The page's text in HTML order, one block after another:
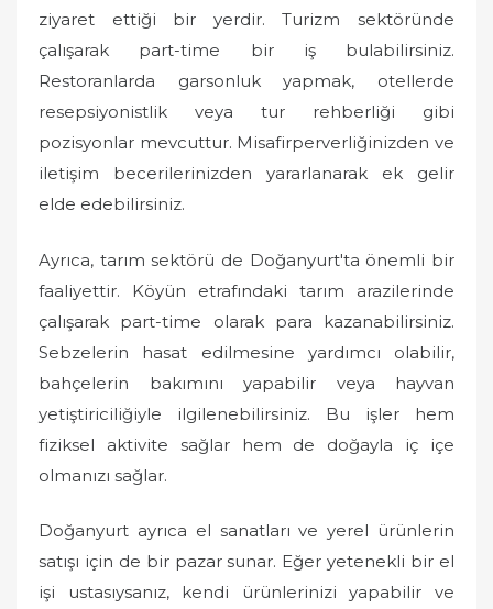
ziyaret ettiği bir yerdir. Turizm sektöründe
çalışarak part-time bir iş bulabilirsiniz.
Restoranlarda garsonluk yapmak, otellerde
resepsiyonistlik veya tur rehberliği gibi
pozisyonlar mevcuttur. Misafirperverliğinizden ve
iletişim becerilerinizden yararlanarak ek gelir
elde edebilirsiniz.
Ayrıca, tarım sektörü de Doğanyurt'ta önemli bir
faaliyettir. Köyün etrafındaki tarım arazilerinde
çalışarak part-time olarak para kazanabilirsiniz.
Sebzelerin hasat edilmesine yardımcı olabilir,
bahçelerin bakımını yapabilir veya hayvan
yetiştiriciliğiyle ilgilenebilirsiniz. Bu işler hem
fiziksel aktivite sağlar hem de doğayla iç içe
olmanızı sağlar.
Doğanyurt ayrıca el sanatları ve yerel ürünlerin
satışı için de bir pazar sunar. Eğer yetenekli bir el
işi ustasıysanız, kendi ürünlerinizi yapabilir ve